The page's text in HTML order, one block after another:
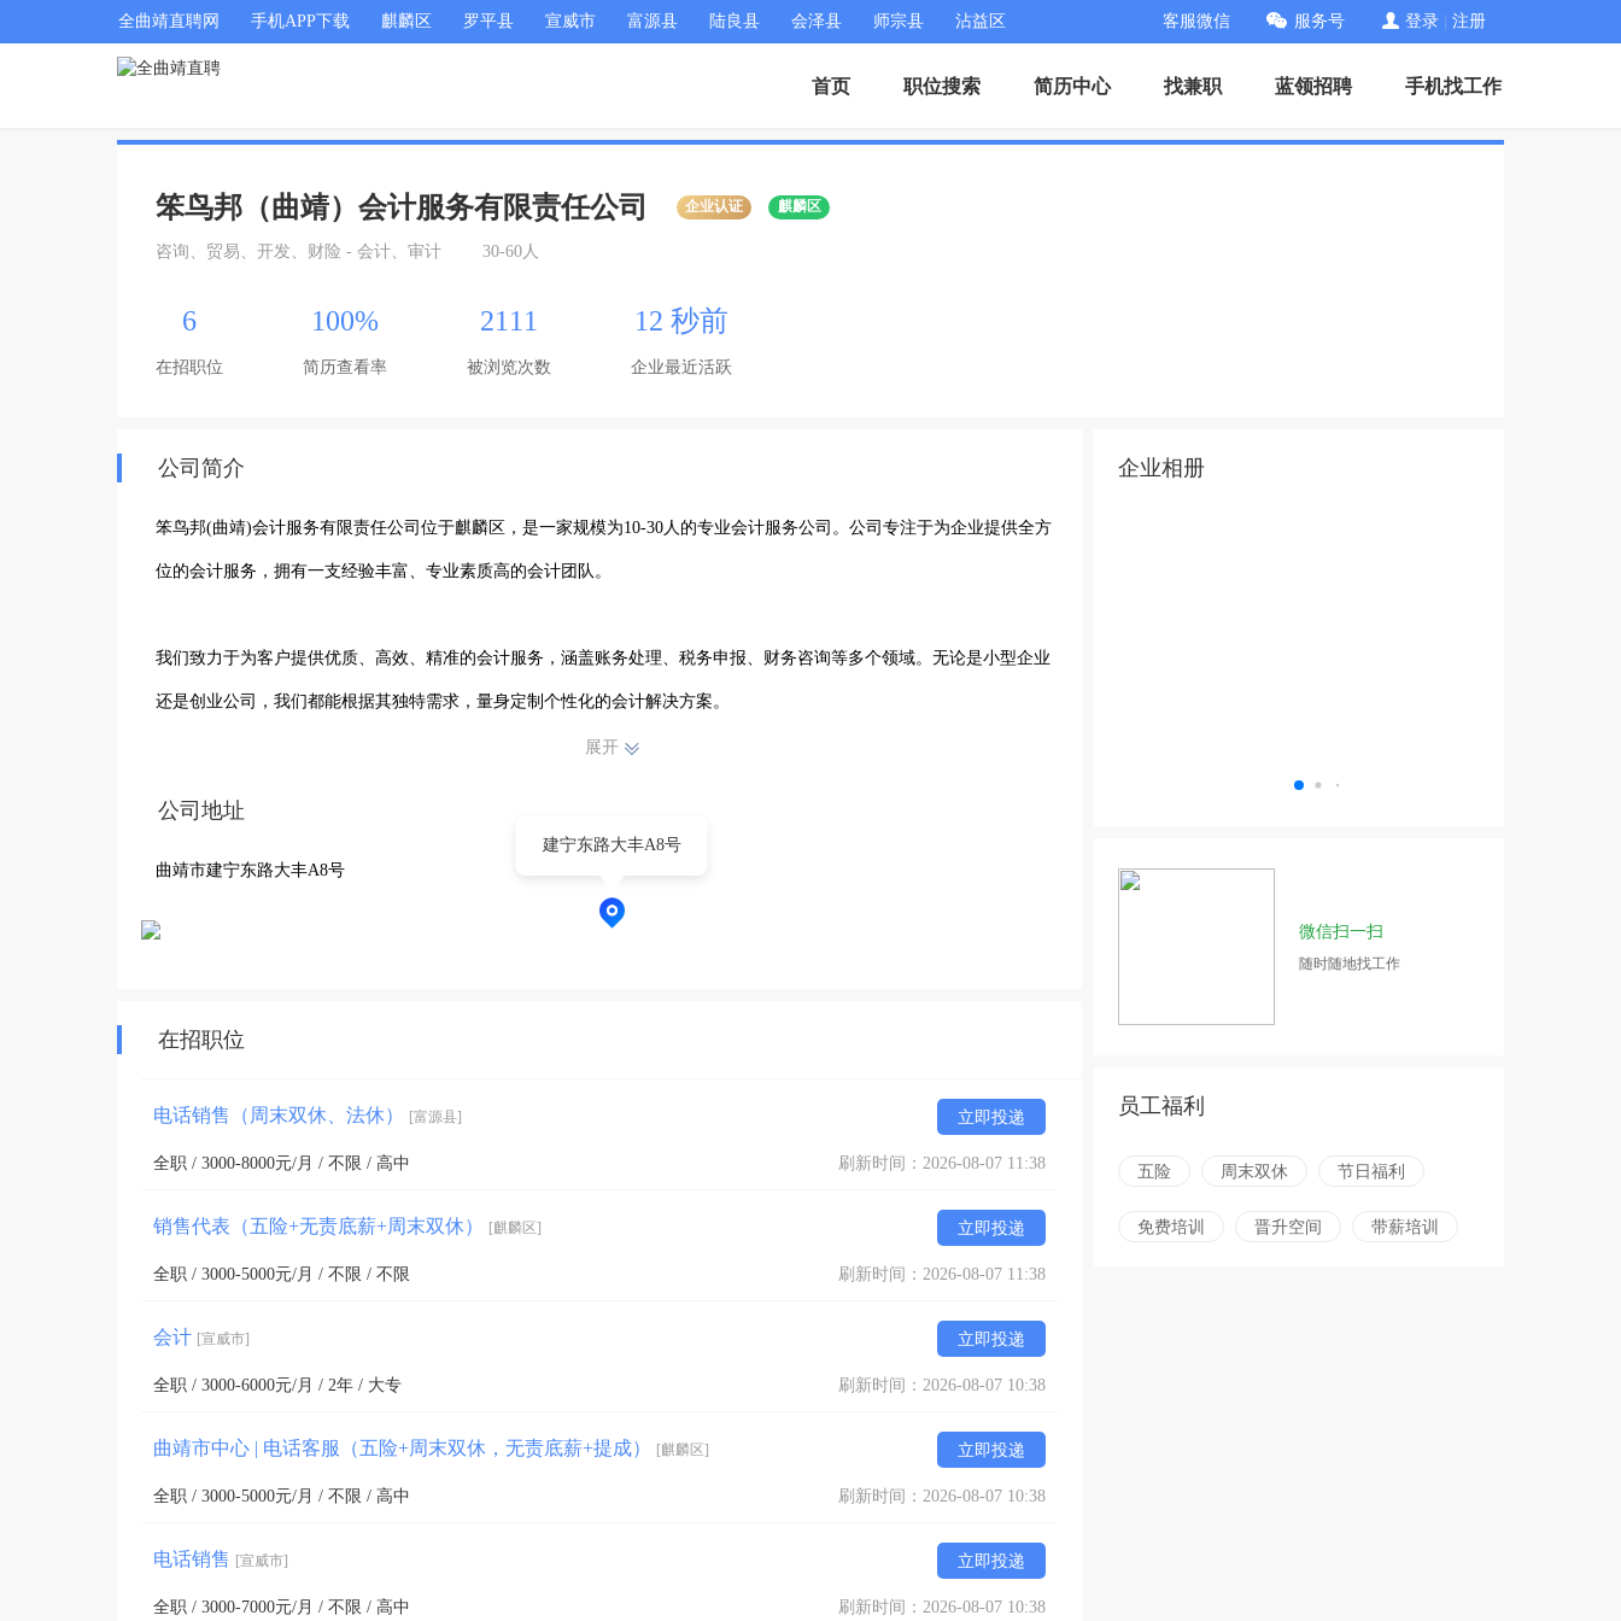
全曲靖直聘网 手机APP下载 麒麟区 罗平县 宣威市 富源县 陆良县 会泽县 师宗县 沾益区 客服微信 服务号 登录 注册
首页 职位搜索 简历中心 找兼职 蓝领招聘 手机找工作
笨鸟邦（曲靖）会计服务有限责任公司 企业认证 麒麟区
咨询、贸易、开发、财险 - 会计、审计 30-60人
6
在招职位
100%
简历查看率
2111
被浏览次数
12 秒前
企业最近活跃
公司简介
笨鸟邦(曲靖)会计服务有限责任公司位于麒麟区，是一家规模为10-30人的专业会计服务公司。公司专注于为企业提供全方
位的会计服务，拥有一支经验丰富、专业素质高的会计团队。
我们致力于为客户提供优质、高效、精准的会计服务，涵盖账务处理、税务申报、财务咨询等多个领域。无论是小型企业
还是创业公司，我们都能根据其独特需求，量身定制个性化的会计解决方案。
在服务过程中，我们始终秉持着诚信、负责的态度，以客户满意度为首要目标，不断提升服务质量。笨鸟邦(曲靖)会计服
展开
公司地址
曲靖市建宁东路大丰A8号
建宁东路大丰A8号
在招职位
电话销售（周末双休、法休） [富源县] 立即投递
全职 / 3000-8000元/月 / 不限 / 高中 刷新时间：2026-08-07 11:38
销售代表（五险+无责底薪+周末双休） [麒麟区] 立即投递
全职 / 3000-5000元/月 / 不限 / 不限 刷新时间：2026-08-07 11:38
会计 [宣威市] 立即投递
全职 / 3000-6000元/月 / 2年 / 大专 刷新时间：2026-08-07 10:38
曲靖市中心 | 电话客服（五险+周末双休，无责底薪+提成） [麒麟区] 立即投递
全职 / 3000-5000元/月 / 不限 / 高中 刷新时间：2026-08-07 10:38
电话销售 [宣威市] 立即投递
全职 / 3000-7000元/月 / 不限 / 高中 刷新时间：2026-08-07 10:38
企业相册
微信扫一扫
随时随地找工作
员工福利
五险 周末双休 节日福利
免费培训 晋升空间 带薪培训